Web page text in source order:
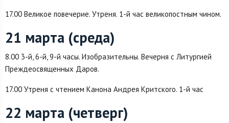
17.00 Великое повечерие. Утреня. 1-й час великопостным чином.
21 марта (среда)
8.00 3-й, 6-й, 9-й часы. Изобразительны. Вечерня с Литургией
Преждеосвященных Даров.
17.00 Утреня с чтением Канона Андрея Критского. 1-й час
22 марта (четверг)